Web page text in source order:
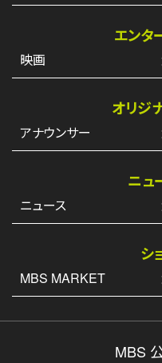
エンタ
映画
オリジ
アナウンサー
ニュ
ニュース
シ
MBS MARKET
MBS